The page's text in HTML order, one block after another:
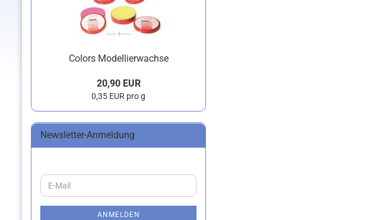
Colors Modellierwachse
20,90 EUR
0,35 EUR pro g
Newsletter-Anmeldung
WEITER
ZUR
E-
Mail
ANMELDEN